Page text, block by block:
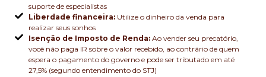
suporte de especialistas
Liberdade financeira:Utilize o dinheiro da venda para
realizar seus sonhos
Isenção de Imposto de Renda:Ao vender seu precatório,
você não paga IR sobre o valor recebido, ao contrário de quem
espera o pagamento do governo e pode ser tributado em até
27,5% (segundo entendimento do STJ)